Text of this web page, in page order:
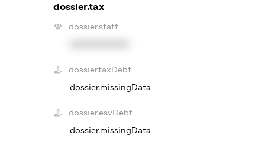
dossier.tax
dossier.staff
dossier.taxDebt
dossier.missingData
dossier.esvDebt
dossier.missingData